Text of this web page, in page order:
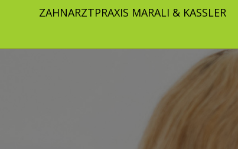
ZAHNARZTPRAXIS MARALI & KASSLER